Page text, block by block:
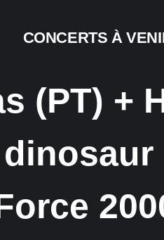
CONCERTS À
(PT) +